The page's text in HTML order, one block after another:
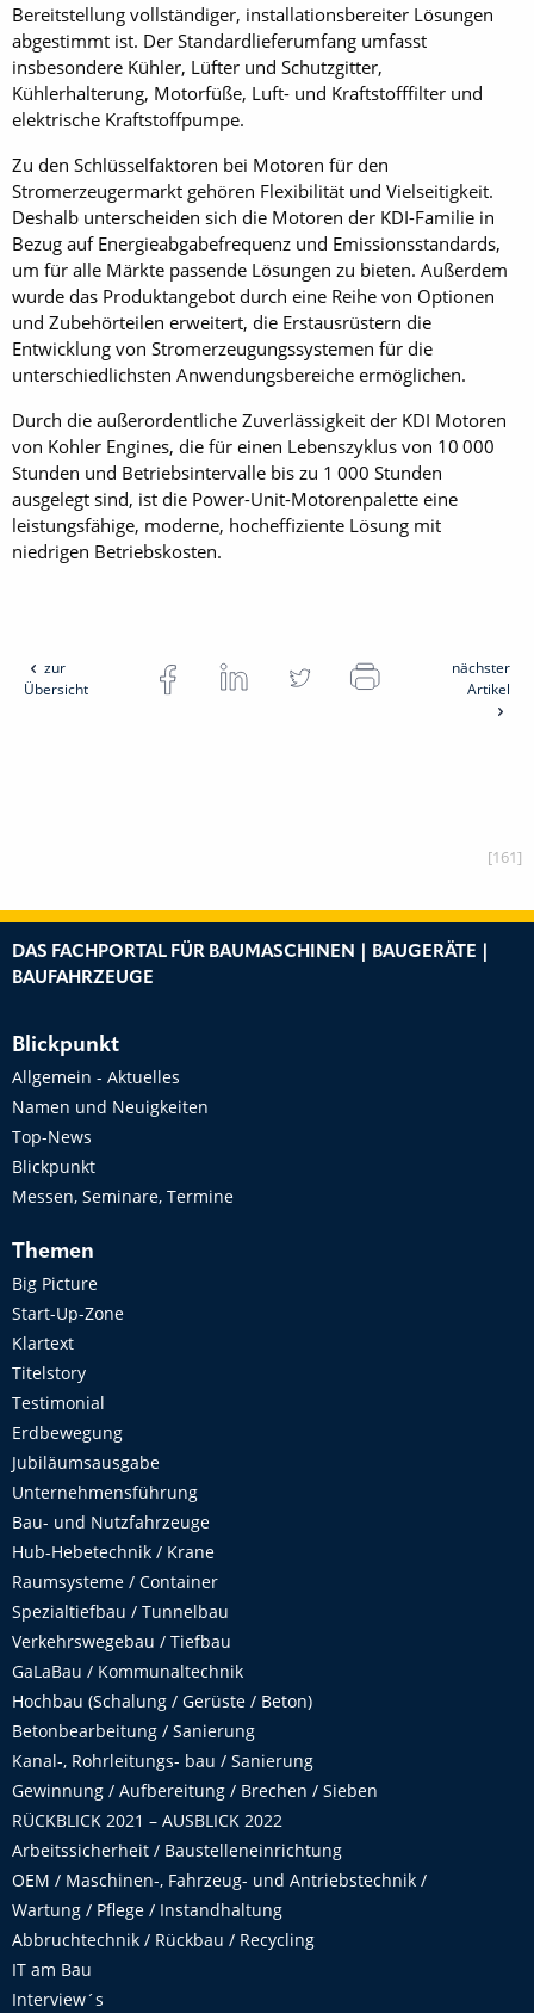
Bereitstellung vollständiger, installationsbereiter Lösungen
abgestimmt ist. Der Standardlieferumfang umfasst
insbesondere Kühler, Lüfter und Schutzgitter,
Kühlerhalterung, Motorfüße, Luft- und Kraftstofffilter und
elektrische Kraftstoffpumpe.
Zu den Schlüsselfaktoren bei Motoren für den
Stromerzeugermarkt gehören Flexibilität und Vielseitigkeit.
Deshalb unterscheiden sich die Motoren der KDI-Familie in
Bezug auf Energieabgabefrequenz und Emissionsstandards,
um für alle Märkte passende Lösungen zu bieten. Außerdem
wurde das Produktangebot durch eine Reihe von Optionen
und Zubehörteilen erweitert, die Erstausrüstern die
Entwicklung von Stromerzeugungssystemen für die
unterschiedlichsten Anwendungsbereiche ermöglichen.
Durch die außerordentliche Zuverlässigkeit der KDI Motoren
von Kohler Engines, die für einen Lebenszyklus von 10 000
Stunden und Betriebsintervalle bis zu 1 000 Stunden
ausgelegt sind, ist die Power-Unit-Motorenpalette eine
leistungsfähige, moderne, hocheffiziente Lösung mit
niedrigen Betriebskosten.
zur
Übersicht
nächster
Artikel
[161]
DAS FACHPORTAL FÜR BAUMASCHINEN | BAUGERÄTE |
BAUFAHRZEUGE
Blickpunkt
Allgemein - Aktuelles
Namen und Neuigkeiten
Top-News
Blickpunkt
Messen, Seminare, Termine
Themen
Big Picture
Start-Up-Zone
Klartext
Titelstory
Testimonial
Erdbewegung
Jubiläumsausgabe
Unternehmensführung
Bau- und Nutzfahrzeuge
Hub-Hebetechnik / Krane
Raumsysteme / Container
Spezialtiefbau / Tunnelbau
Verkehrswegebau / Tiefbau
GaLaBau / Kommunaltechnik
Hochbau (Schalung / Gerüste / Beton)
Betonbearbeitung / Sanierung
Kanal-, Rohrleitungs- bau / Sanierung
Gewinnung / Aufbereitung / Brechen / Sieben
RÜCKBLICK 2021 – AUSBLICK 2022
Arbeitssicherheit / Baustelleneinrichtung
OEM / Maschinen-, Fahrzeug- und Antriebstechnik /
Wartung / Pflege / Instandhaltung
Abbruchtechnik / Rückbau / Recycling
IT am Bau
Interview´s